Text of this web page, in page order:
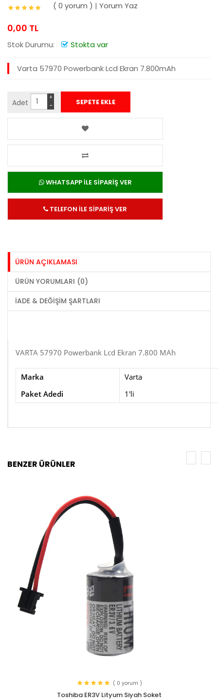
( 0 yorum ) | Yorum Yaz
0,00 TL
Stok Durumu: Stokta var
Varta 57970 Powerbank Lcd Ekran 7.800mAh
Adet −
+
WHATSAPP İLE SİPARİŞ VER
TELEFON İLE SİPARİŞ VER
ÜRÜN AÇIKLAMASI
ÜRÜN YORUMLARI (0)
İADE & DEĞIŞIM ŞARTLARI
VARTA 57970 Powerbank Lcd Ekran 7.800 MAh
Marka
Varta
Paket Adedi
1'li
BENZER ÜRÜNLER
( 0 yorum )
Toshiba ER3V Lityum Siyah Soket